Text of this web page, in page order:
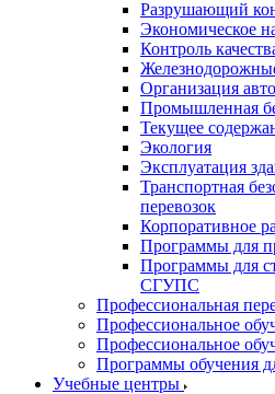
Разрушающий
Экономическое
Контроль
Организация
Промышленная
Текущее
Экология
Эксплуатация
Транспортная
перевозок
Корпоративное
Программы для
Программы для
СГУПС
Профессиональная
Профессиональное
Профессиональное
Программы обучения
Учебные центры